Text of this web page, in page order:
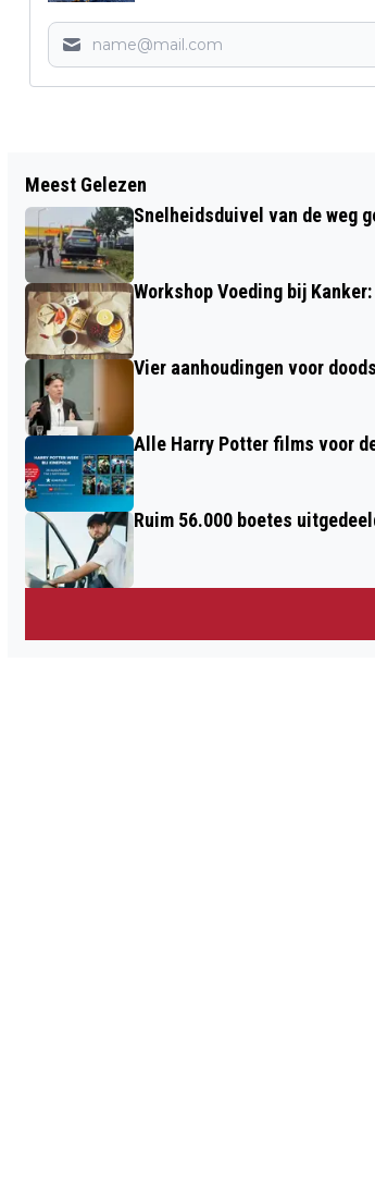
MEER MENSEN VERSLAAFD AAN
GOKKEN EN DESIGNERDRUGS
Meest Gelezen
Snelheidsduivel van de weg
Workshop Voeding bij
Vier aanhoudingen voor
Alle Harry Potter films voor
Ruim 56.000 boetes